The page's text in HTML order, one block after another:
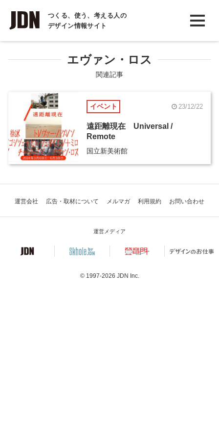
つくる、使う、考える人の
デザイン情報サイト
INTERVIEW
インタビュー
REPORT
COLUMN
コラム
エヴァン・ロス
関連記事
イベント 23/12/22
遠距離現在 Universal /
Remote
国立新美術館
運営会社 広告・取材について メルマガ 利用規約 お問い合わせ
運営メディア
© 1997-2026 JDN Inc.